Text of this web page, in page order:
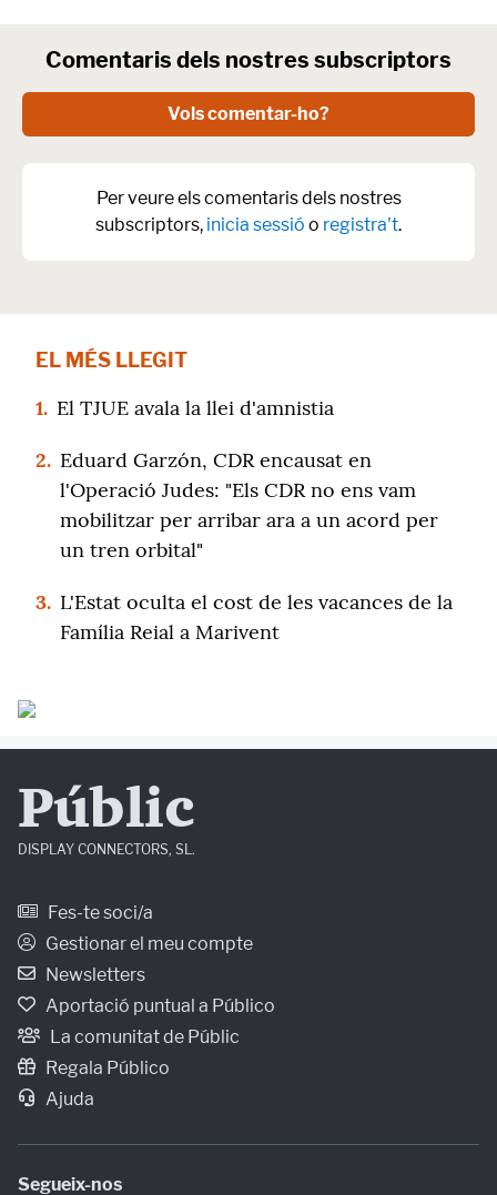
Comentaris dels nostres subscriptors
Vols comentar-ho?
Per veure els comentaris dels nostres
subscriptors, inicia sessió o registra't.
EL MÉS LLEGIT
1. El TJUE avala la llei d'amnistia
2. Eduard Garzón, CDR encausat en
l'Operació Judes: "Els CDR no ens vam
mobilitzar per arribar ara a un acord per
un tren orbital"
3. L'Estat oculta el cost de les vacances de la
Família Reial a Marivent
Públic
DISPLAY CONNECTORS, SL.
Fes-te soci/a
Gestionar el meu compte
Newsletters
Aportació puntual a Público
La comunitat de Públic
Regala Público
Ajuda
Segueix-nos